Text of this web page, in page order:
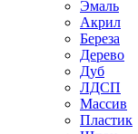
Эмаль
Акрил
Береза
Дерево
Дуб
ЛДСП
Массив
Пластик